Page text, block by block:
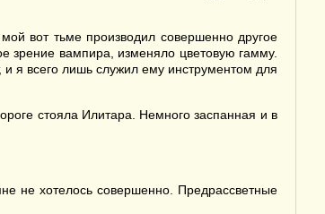
вот тьме производил совершенно другое
зрение вампира, изменяло цветовую гамму.
я всего лишь служил ему инструментом для
стояла Илитара. Немного заспанная и в
не хотелось совершенно. Предрассветные